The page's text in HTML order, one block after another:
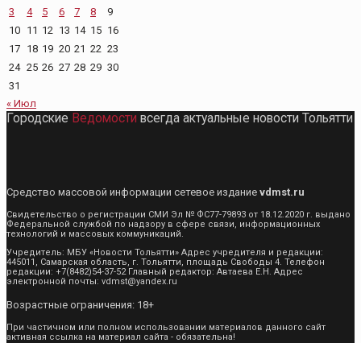
3
4 5 6 7 8
9
10 11 12 13 14 15 16
17 18 19 20 21 22 23
24 25 26 27 28 29 30
31
« Июл
Городские Ведомости всегда актуальные новости Тольятти
Средство массовой информации сетевое издание vdmst.ru
Свидетельство о регистрации СМИ Эл № ФС77-79893 от 18.12.2020 г. выдано
Федеральной службой по надзору в сфере связи, информационных
технологий и массовых коммуникаций.
Учредитель: МБУ «Новости Тольятти» Адрес учредителя и редакции:
445011, Самарская область, г. Тольятти, площадь Свободы 4. Телефон
редакции: +7(8482)54-37-52 Главный редактор: Автаева Е.Н. Адрес
электронной почты: vdmst@yandex.ru
Возрастные ограничения: 18+
При частичном или полном использовании материалов данного сайт
активная ссылка на материал сайта - обязательна!